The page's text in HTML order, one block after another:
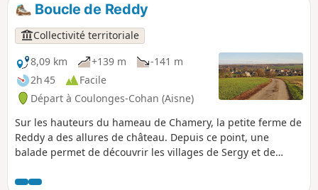
Boucle de Reddy
Collectivité territoriale
8,09 km
+139 m
-141 m
2h 45
Facile
Départ à Coulonges-Cohan (Aisne)
Sur les hauteurs du hameau de Chamery, la petite ferme de
Reddy a des allures de château. Depuis ce point, une
balade permet de découvrir les villages de Sergy et de
praticables en toutes saisons. Une belle promenade avec de